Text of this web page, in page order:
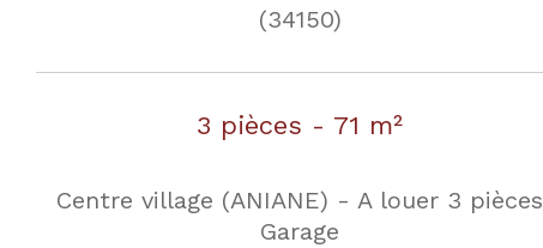
(34150)
3 pièces - 71 m²
Centre village (ANIANE) - A louer 3 pièces
Garage